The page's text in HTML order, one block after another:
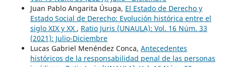
Juan Pablo Angarita Úsuga, El Estado de Derecho y
Estado Social de Derecho: Evolución histórica entre el
siglo XIX y XX , Ratio Juris (UNAULA): Vol. 16 Núm. 33
(2021): Julio-Diciembre
Lucas Gabriel Menéndez Conca, Antecedentes
históricos de la responsabilidad penal de las personas